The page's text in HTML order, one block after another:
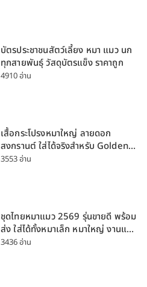
บัตรประชาชนสัตว์เลี้ยง หมา แมว นก
ทุกสายพันธุ์ วัสดุบัตรแข็ง ราคาถูก
4910 อ่าน
เสื้อกระโปรงหมาใหญ่ ลายดอก
สงกรานต์ ใส่ได้จริงสำหรับ Golden
Husky Labrador [อัปเดต 2026]
3553 อ่าน
ชุดไทยหมาแมว 2569 รุ่นขายดี พร้อม
ส่ง ใส่ได้ทั้งหมาเล็ก หมาใหญ่ งานแต่ง
สงกรานต์ ลอยกระทง
3436 อ่าน